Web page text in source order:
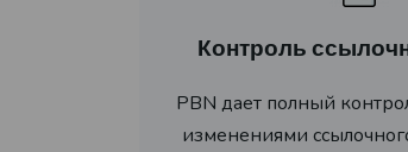
Контроль
PBN дает полный
изменениями